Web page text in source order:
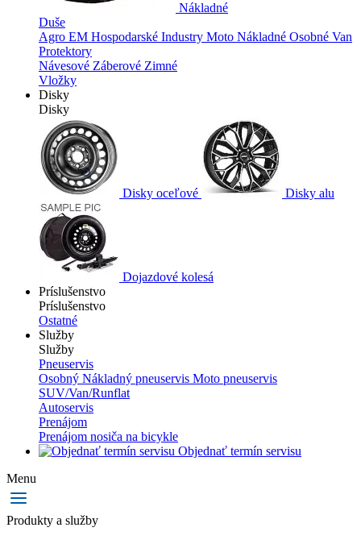
Nákladné
Duše
Agro EM Hospodarské Industry Moto Nákladné Osobné Van
Protektory
Návesové Záberové Zimné
Vložky
Disky
Disky
Disky oceľové Disky alu
Dojazdové kolesá
Príslušenstvo
Príslušenstvo
Ostatné
Služby
Služby
Pneuservis
Osobný Nákladný pneuservis Moto pneuservis
SUV/Van/Runflat
Autoservis
Prenájom
Prenájom nosiča na bicykle
Objednať termín servisu
Menu
Produkty a služby